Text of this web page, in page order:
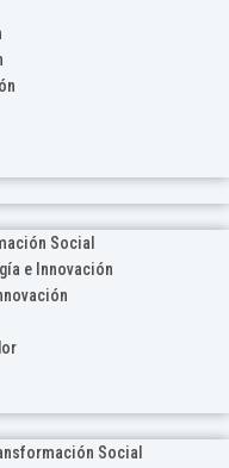
Social
e Innovación
Social